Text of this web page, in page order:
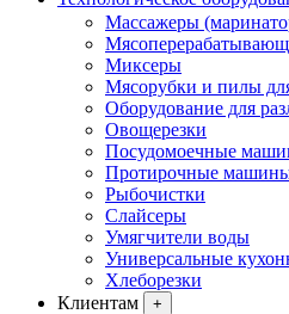
Массажеры
Миксеры
Мясорубки и пилы
Оборудование для
Овощерезки
Посудомоечные
Протирочные
Рыбочистки
Слайсеры
Умягчители воды
Универсальные
Хлеборезки
Клиентам
+